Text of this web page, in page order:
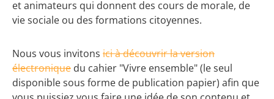
et animateurs qui donnent des cours de morale, de
vie sociale ou des formations citoyennes.
Nous vous invitons ici à découvrir la version
électronique du cahier "Vivre ensemble" (le seul
disponible sous forme de publication papier) afin que